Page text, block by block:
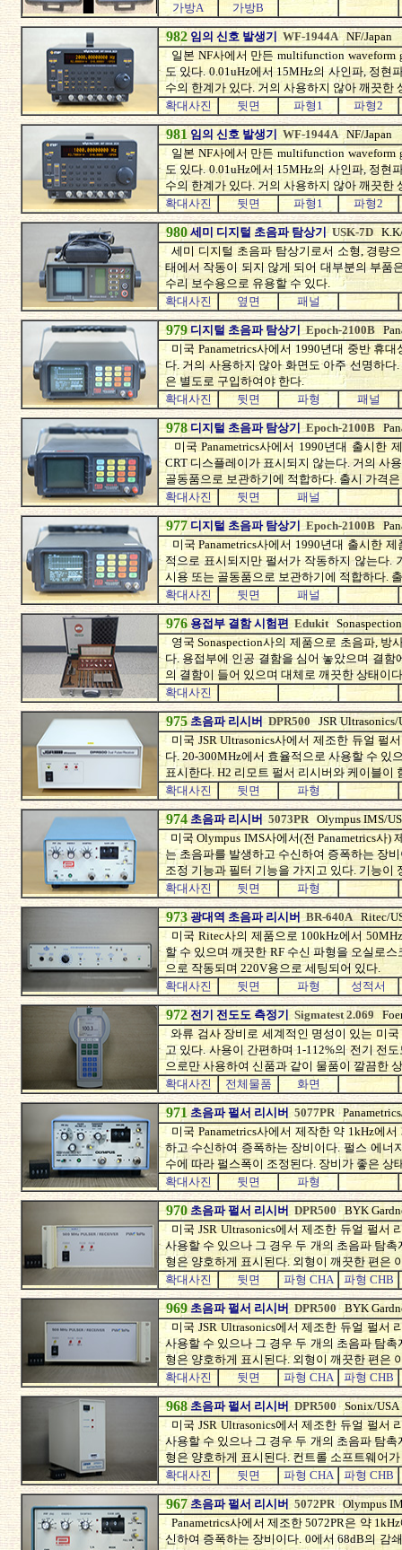
가방A
가방B
982 임의 신호 발생기 WF-1944A NF/Japan
일본 NF사에서 만든 multifunction waveform
도 있다. 0.01uHz에서 15MHz의 사인파, 정현
수의 한계가 있다. 거의 사용하지 않아 깨끗한
확대사진
뒷면 파형1 파형2
981 임의 신호 발생기 WF-1944A NF/Japan
일본 NF사에서 만든 multifunction waveform
도 있다. 0.01uHz에서 15MHz의 사인파, 정현
수의 한계가 있다. 거의 사용하지 않아 깨끗한
확대사진
뒷면 파형1 파형2
980 세미 디지털 초음파 탐상기USK-7D
세미 디지털 초음파 탐상기로서 소형, 경량
태에서 작동이 되지 않게 되어 대부분의 부품
수리 보수용으로 유용할 수 있다.
확대사진
옆면 패널
979 디지털 초음파 탐상기Epoch-2100B
미국 Panametrics사에서 1990년대 중반 휴
다. 거의 사용하지 않아 화면도 아주 선명하
은 별도로 구입하여야 한다.
확대사진
뒷면 파형 패널
978 디지털 초음파 탐상기Epoch-2100B
미국 Panametrics사에서 1990년대 출시한
CRT 디스플레이가 표시되지 않는다. 거의 사
골동품으로 보관하기에 적합하다. 출시 가격은
확대사진
뒷면 패널
977 디지털 초음파 탐상기Epoch-2100B
미국 Panametrics사에서 1990년대 출시한
적으로 표시되지만 펄서가 작동하지 않는다.
시용 또는 골동품으로 보관하기에 적합하다.
확대사진
뒷면 패널
976 용접부 결함 시험편 Edukit
영국 Sonaspection사의 제품으로 초음파, 방
다. 용접부에 인공 결함을 심어 놓았으며 결
의 결함이 들어 있으며 대체로 깨끗한 상태이
확대사진
975 초음파 리시버 DPR500 JSR Ultrasonics/
미국 JSR Ultrasonics사에서 제조한 듀얼 펄
다. 20-300MHz에서 효율적으로 사용할 수 있
표시한다. H2 리모트 펄서 리시버와 케이블이
확대사진
뒷면 파형
974 초음파 리시버 5073PR Olympus IMS/
미국 Olympus IMS사에서(전 Panametrics사)
는 초음파를 발생하고 수신하여 증폭하는 장
조정 기능과 필터 기능을 가지고 있다. 기능이
확대사진
뒷면 파형
973 광대역 초음파 리시버BR-640A Ritec/
미국 Ritec사의 제품으로 100kHz에서
할 수 있으며 깨끗한 RF 수신 파형을 오실로
으로 작동되며 220V용으로 세팅되어 있다.
확대사진
뒷면 파형 성적서
972 전기 전도도 측정기 Sigmatest 2.069
와류 검사 장비로 세계적인 명성이 있는 미국
고 있다. 사용이 간편하며 1-112%의 전기 전
으로만 사용하여 신품과 같이 물품이 깔끔한
확대사진
전체물품 화면
971 초음파 펄서 리시버 5077PR
미국 Panametrics사에서 제작한 약 1kHz에
하고 수신하여 증폭하는 장비이다. 펄스 에너
수에 따라 펄스폭이 조정된다. 장비가 좋은 상
확대사진
뒷면 파형
970 초음파 펄서 리시버 DPR500 BYK
미국 JSR Ultrasonics에서 제조한 듀얼 펄서
사용할 수 있으나 그 경우 두 개의 초음파 탐
형은 양호하게 표시된다. 외형이 깨끗한 편은
확대사진
뒷면 파형 CHA 파형 CHB
969 초음파 펄서 리시버 DPR500 BYK
미국 JSR Ultrasonics에서 제조한 듀얼 펄서
사용할 수 있으나 그 경우 두 개의 초음파 탐
형은 양호하게 표시된다. 외형이 깨끗한 편은
확대사진
뒷면 파형 CHA 파형 CHB
968 초음파 펄서 리시버 DPR500 Sonix/USA
미국 JSR Ultrasonics에서 제조한 듀얼 펄서
사용할 수 있으나 그 경우 두 개의 초음파 탐
형은 양호하게 표시된다. 컨트롤 소프트웨어
확대사진
뒷면 파형 CHA 파형 CHB
967 초음파 펄서 리시버 5072PR Olympus
Panametrics사에서 제조한 5072PR은 약
신하여 증폭하는 장비이다. 0에서 68dB의 감